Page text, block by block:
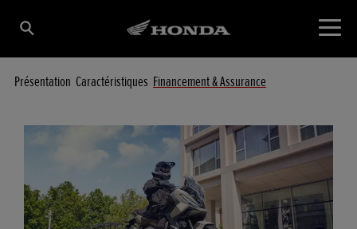
Présentation Caractéristiques Financement & Assurance